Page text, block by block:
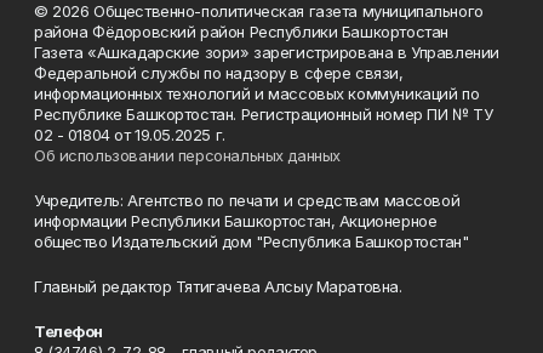
© 2026 Общественно-политическая газета муниципального
района Фёдоровский район Республики Башкортостан
Газета «Ашкадарские зори» зарегистрирована в Управлении
Федеральной службы по надзору в сфере связи,
информационных технологий и массовых коммуникаций по
Республике Башкортостан. Регистрационный номер ПИ № ТУ
02 - 01804 от 19.05.2025 г.
Об использовании персональных данных
Учредитель: Агентство по печати и средствам массовой
информации Республики Башкортостан, Акционерное
общество Издательский дом "Республика Башкортостан"
Главный редактор Тятигачева Алсыу Маратовна.
Телефон